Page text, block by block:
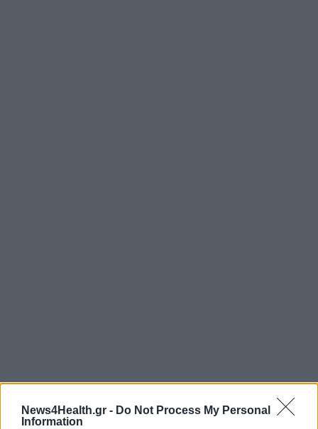
News4Health.gr - Do Not Process My Personal
Information